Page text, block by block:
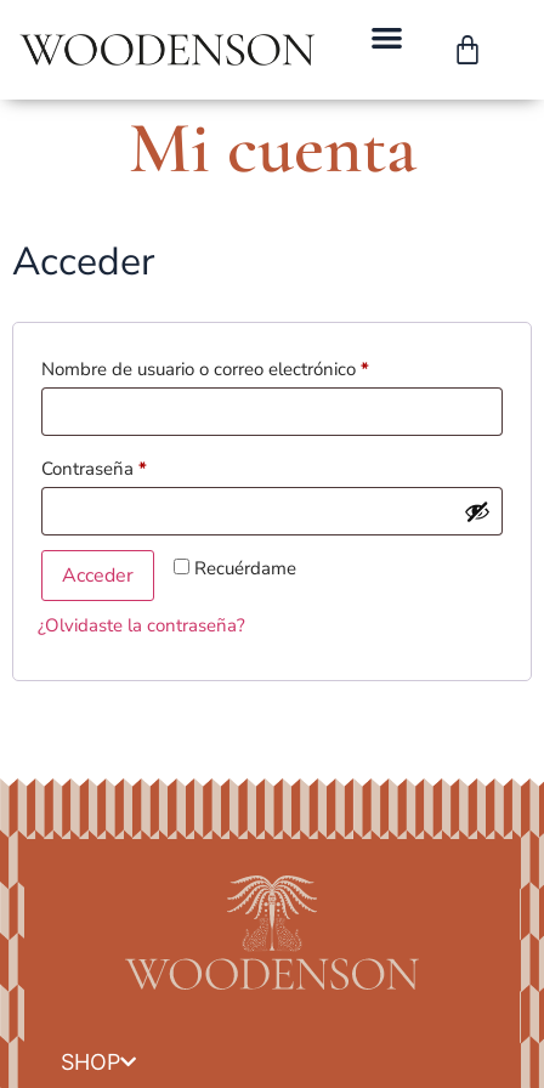
Mi cuenta
Acceder
Nombre de usuario o correo electrónico *
Contraseña *
Recuérdame
Acceder
¿Olvidaste la contraseña?
SHOP